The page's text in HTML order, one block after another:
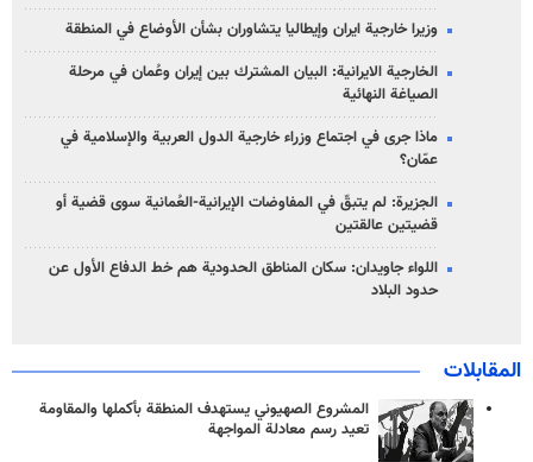
وزيرا خارجية ايران وإيطاليا يتشاوران بشأن الأوضاع في المنطقة
الخارجية الايرانية: البيان المشترك بين إيران وعُمان في مرحلة
الصياغة النهائية
ماذا جرى في اجتماع وزراء خارجية الدول العربية والإسلامية في
عمّان؟
الجزيرة: لم يتبقّ في المفاوضات الإيرانية-العُمانية سوى قضية أو
قضيتين عالقتين
اللواء جاويدان: سكان المناطق الحدودية هم خط الدفاع الأول عن
حدود البلاد
المقابلات
المشروع الصهيوني يستهدف المنطقة بأكملها والمقاومة
تعيد رسم معادلة المواجهة